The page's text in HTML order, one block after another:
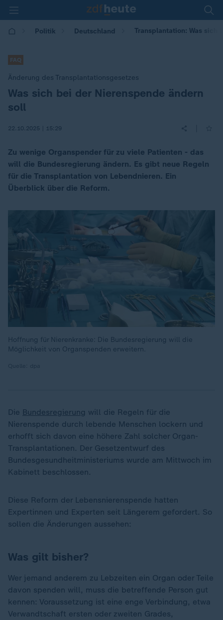
Politik Deutschland Transplantation: Was sich
FAQ
Änderung des Transplantationsgesetzes
:
Was sich bei der Nierenspende ändern
soll
22.10.2025 | 15:29
Zu wenige Organspender für zu viele Patienten - das
will die Bundesregierung ändern. Es gibt neue Regeln
für die Transplantation von Lebendnieren. Ein
Überblick über die Reform.
Hoffnung für Nierenkranke: Die Bundesregierung will die
Möglichkeit von Organspenden erweitern.
Die Bundesregierung will die Regeln für die
Nierenspende durch lebende Menschen lockern und
erhofft sich davon eine höhere Zahl solcher Organ-
Transplantationen. Der Gesetzentwurf des
Bundesgesundheitministeriums wurde am Mittwoch im
Kabinett beschlossen.
Diese Reform der Lebensnierenspende hatten
Expertinnen und Experten seit Längerem gefordert. So
sollen die Änderungen aussehen:
Was gilt bisher?
Wer jemand anderem zu Lebzeiten ein Organ oder Teile
davon spenden will, muss die betreffende Person gut
kennen: Voraussetzung ist eine enge Verbindung, etwa
Verwandtschaft ersten oder zweiten Grades,